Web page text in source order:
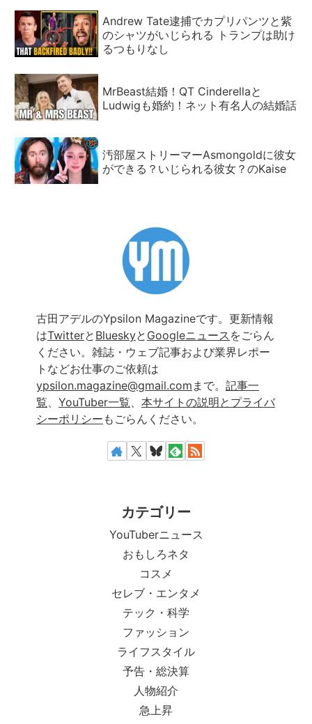
Andrew Tate逮捕でカプリパンツと紫
のシャツがいじられる トランプは助け
るつもりなし
MrBeast結婚！QT Cinderellaと
Ludwigも婚約！ネット有名人の結婚話
汚部屋ストリーマーAsmongoldに彼女
ができる？いじられる彼女？のKaise
古田アデルのYpsilon Magazineです。更新情報
はTwitterと Blueskyと Googleニュース をごらん
ください。雑誌・ウェブ記事および業界レポー
トなどお仕事のご依頼は
ypsilon.magazine@gmail.com まで。 記事一
覧
YouTuber一覧
本サイトの説明とプライバ
シーポリシー もごらんください。
カテゴリー
YouTuberニュース
おもしろネタ
コスメ
セレブ・エンタメ
テック・科学
ファッション
ライフスタイル
予告・総決算
人物紹介
急上昇